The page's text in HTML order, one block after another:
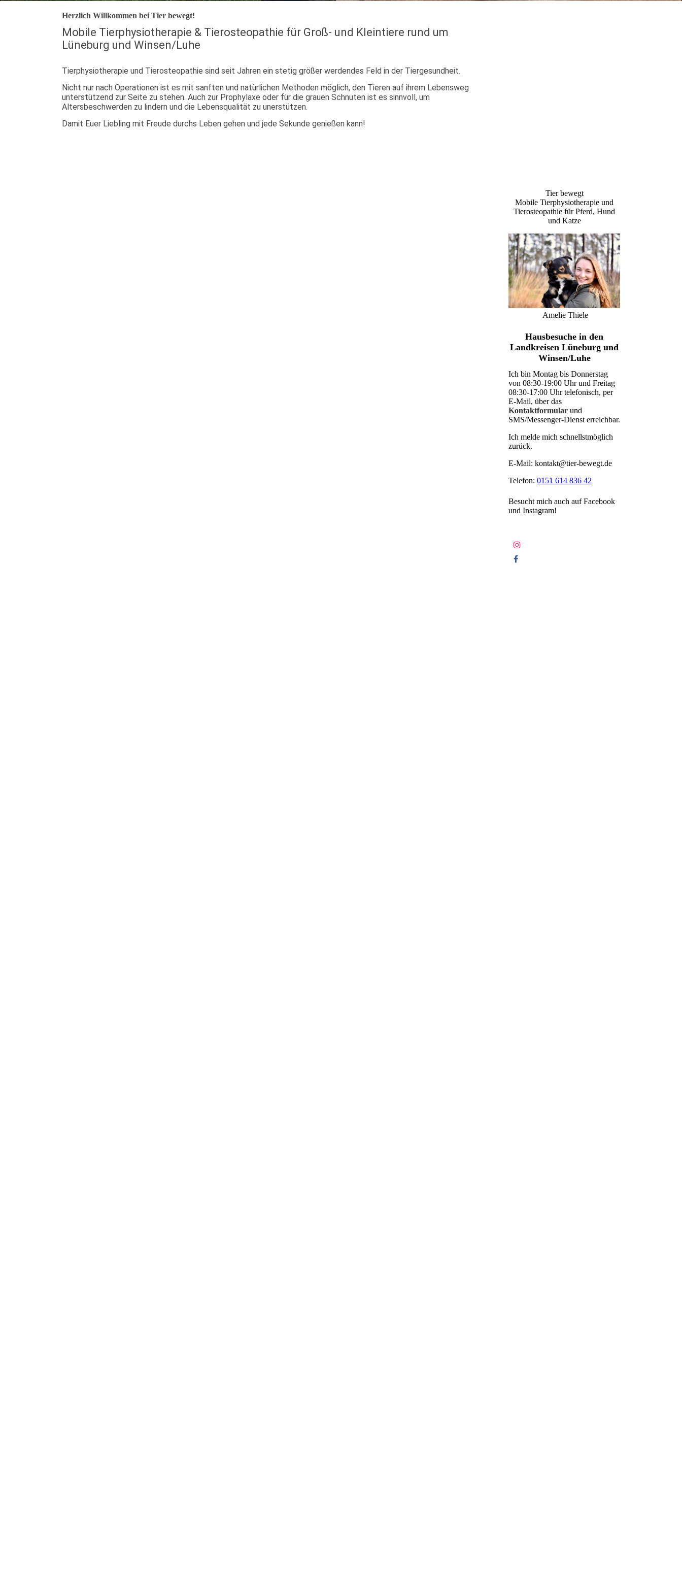
Herzlich Willkommen bei Tier bewegt!
Mobile Tierphysiotherapie & Tierosteopathie für Groß- und Kleintiere rund um
Lüneburg und Winsen/Luhe
Tierphysiotherapie und Tierosteopathie sind seit Jahren ein stetig größer werdendes Feld in der Tiergesundheit.
Nicht nur nach Operationen ist es mit sanften und natürlichen Methoden möglich, den Tieren auf ihrem Lebensweg
unterstützend zur Seite zu stehen. Auch zur Prophylaxe oder für die grauen Schnuten ist es sinnvoll, um
Altersbeschwerden zu lindern und die Lebensqualität zu unerstützen.
Damit Euer Liebling mit Freude durchs Leben gehen und jede Sekunde genießen kann!
Tier bewegt
Mobile Tierphysiotherapie und
Tierosteopathie für Pferd, Hund
und Katze
Amelie Thiele
Hausbesuche in den
Landkreisen Lüneburg und
Winsen/Luhe
Ich bin Montag bis Donnerstag
von 08:30-19:00 Uhr und Freitag
08:30-17:00 Uhr telefonisch, per
E-Mail, über das
Kontaktformular und
SMS/Messenger-Dienst erreichbar.
Ich melde mich schnellstmöglich
zurück.
E-Mail: kontakt@tier-bewegt.de
Telefon: 0151 614 836 42
Besucht mich auch auf Facebook
und Instagram!